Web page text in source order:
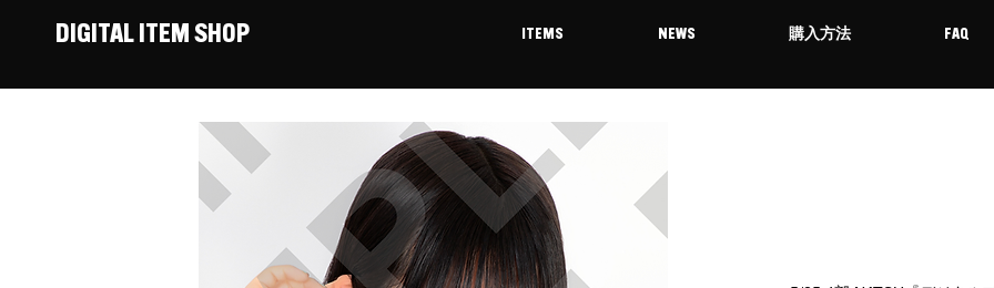
DIGITAL ITEM SHOP ITEMS NEWS 購入方法 FAQ